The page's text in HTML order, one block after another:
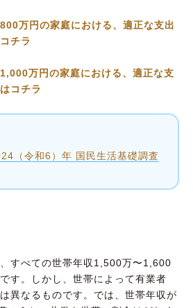
万円の家庭における、適正な支出
チラ
1,000万円の家庭における、適正な支
コチラ
（令和6）年 国民生活基礎調査
すべての世帯年収1,500万〜1,600
す。しかし、世帯によって有業者
異なるものです。では、世帯年収が